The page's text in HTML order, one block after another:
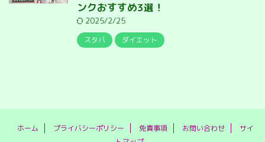
ンクおすすめ3選！
2025/2/25
スタバ ダイエット
ホーム プライバシーポリシー 免責事項 お問い合わせ
サイ